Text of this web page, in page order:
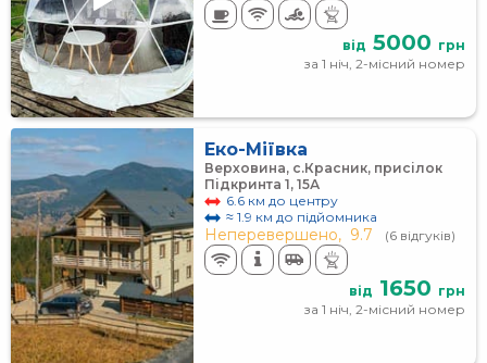
від 5000 грн
за 1 ніч, 2-місний номер
Еко-Міївка
Верховина, с.Красник, присілок
Підкринта 1, 15А
6.6 км до центру
≈ 1.9 км до підйомника
Неперевершено, 9.7 (6 відгуків)
від 1650 грн
за 1 ніч, 2-місний номер